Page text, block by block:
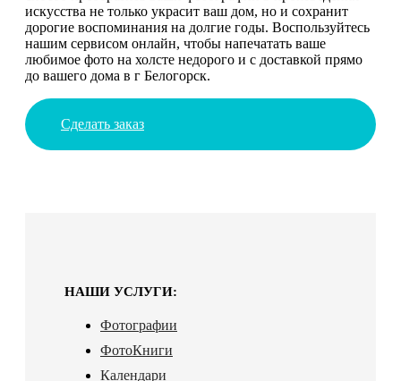
искусства не только украсит ваш дом, но и сохранит
дорогие воспоминания на долгие годы. Воспользуйтесь
нашим сервисом онлайн, чтобы напечатать ваше
любимое фото на холсте недорого и с доставкой прямо
до вашего дома в г Белогорск.
Сделать заказ
НАШИ УСЛУГИ:
Фотографии
ФотоКниги
Календари